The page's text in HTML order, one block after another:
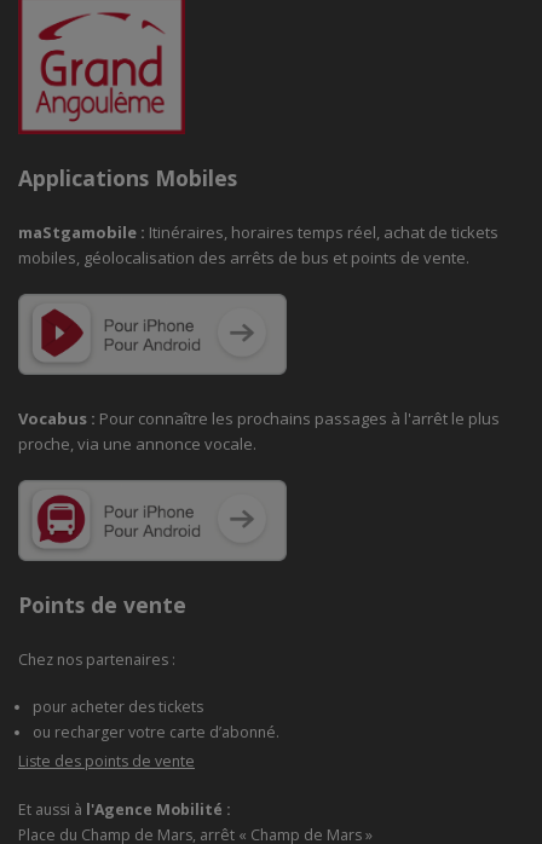
Applications Mobiles
maStgamobile : Itinéraires, horaires temps réel, achat de tickets
mobiles, géolocalisation des arrêts de bus et points de vente.
Vocabus : Pour connaître les prochains passages à l'arrêt le plus
proche, via une annonce vocale.
Points de vente
Chez nos partenaires :
pour acheter des tickets
ou recharger votre carte d’abonné.
Liste des points de vente
Et aussi à l'Agence Mobilité :
Place du Champ de Mars, arrêt « Champ de Mars »